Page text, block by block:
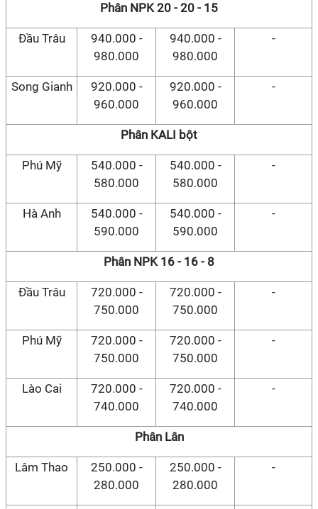
Phân NPK 20 - 20 - 15
Đầu Trâu
940.000 -
980.000
940.000 -
980.000
-
Song Gianh
920.000 -
960.000
920.000 -
960.000
-
Phân KALI bột
Phú Mỹ
540.000 -
580.000
540.000 -
580.000
-
Hà Anh
540.000 -
590.000
540.000 -
590.000
-
Phân NPK 16 - 16 - 8
Đầu Trâu
720.000 -
750.000
720.000 -
750.000
-
Phú Mỹ
720.000 -
750.000
720.000 -
750.000
-
Lào Cai
720.000 -
740.000
720.000 -
740.000
-
Phân Lân
Lâm Thao
250.000 -
280.000
250.000 -
280.000
-